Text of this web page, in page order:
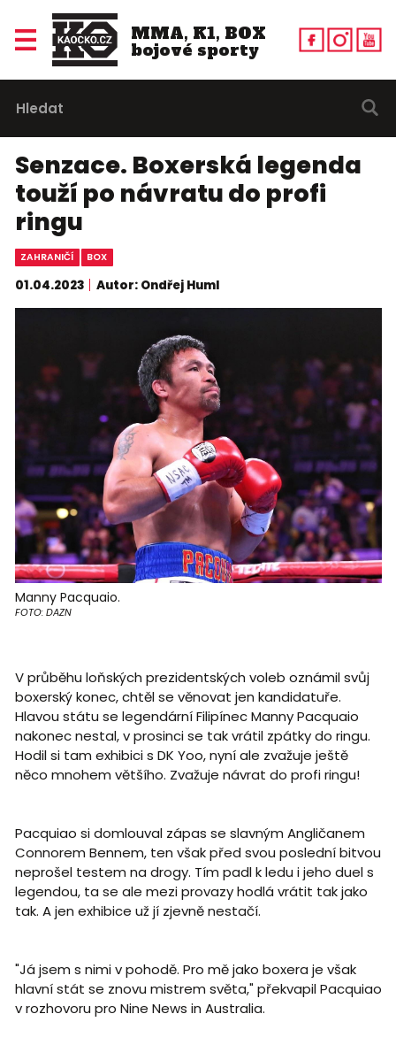
MMA, K1, BOX
bojové sporty
Senzace. Boxerská legenda
touží po návratu do profi
ringu
ZAHRANIČÍ BOX
01.04.2023 Autor: Ondřej Huml
Manny Pacquaio.
FOTO: DAZN
V průběhu loňských prezidentských voleb oznámil svůj
boxerský konec, chtěl se věnovat jen kandidatuře.
Hlavou státu se legendární Filipínec Manny Pacquaio
nakonec nestal, v prosinci se tak vrátil zpátky do ringu.
Hodil si tam exhibici s DK Yoo, nyní ale zvažuje ještě
něco mnohem většího. Zvažuje návrat do profi ringu!
Pacquiao si domlouval zápas se slavným Angličanem
Connorem Bennem, ten však před svou poslední bitvou
neprošel testem na drogy. Tím padl k ledu i jeho duel s
legendou, ta se ale mezi provazy hodlá vrátit tak jako
tak. A jen exhibice už jí zjevně nestačí.
"Já jsem s nimi v pohodě. Pro mě jako boxera je však
hlavní stát se znovu mistrem světa," překvapil Pacquiao
v rozhovoru pro Nine News in Australia.